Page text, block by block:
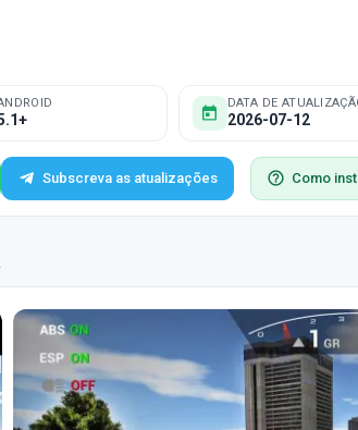
DATA DE
2026-07-12
Subscreva as atualizações Como